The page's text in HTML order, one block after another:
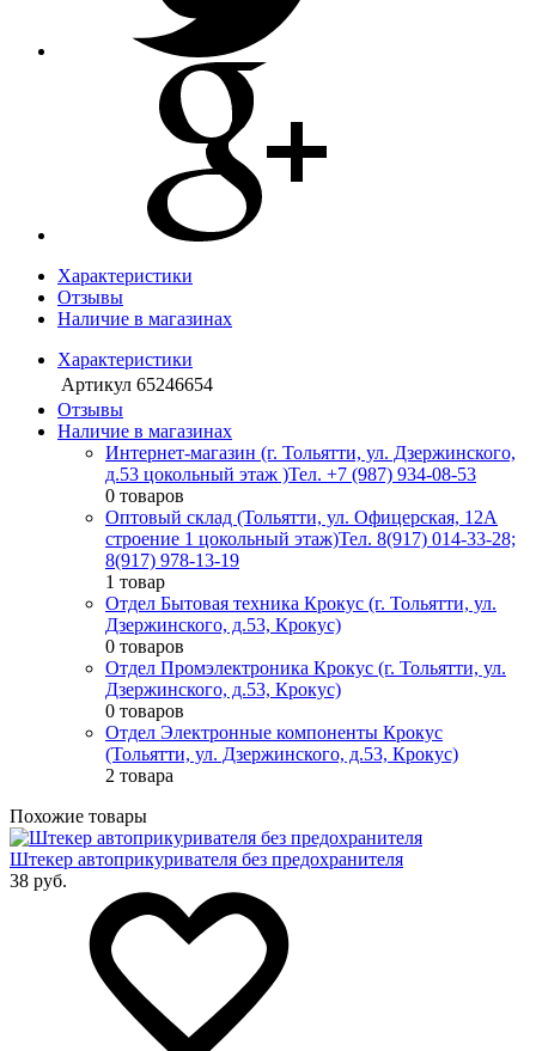
Характеристики
Отзывы
Наличие в магазинах
Характеристики
Артикул 65246654
Отзывы
Наличие в магазинах
Интернет-магазин (г. Тольятти, ул. Дзержинского,
д.53 цокольный этаж )Тел. +7 (987) 934-08-53
0 товаров
Оптовый склад (Тольятти, ул. Офицерская, 12А
строение 1 цокольный этаж)Тел. 8(917) 014-33-28;
8(917) 978-13-19
1 товар
Отдел Бытовая техника Крокус (г. Тольятти, ул.
Дзержинского, д.53, Крокус)
0 товаров
Отдел Промэлектроника Крокус (г. Тольятти, ул.
Дзержинского, д.53, Крокус)
0 товаров
Отдел Электронные компоненты Крокус
(Тольятти, ул. Дзержинского, д.53, Крокус)
2 товара
Похожие товары
Штекер автоприкуривателя без предохранителя
38 руб.